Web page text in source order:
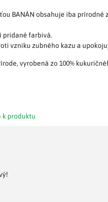
BANÁN obsahuje iba prírodné
pridané farbivá.
vzniku zubného kazu a
vyrobená zo 100%
k produktu